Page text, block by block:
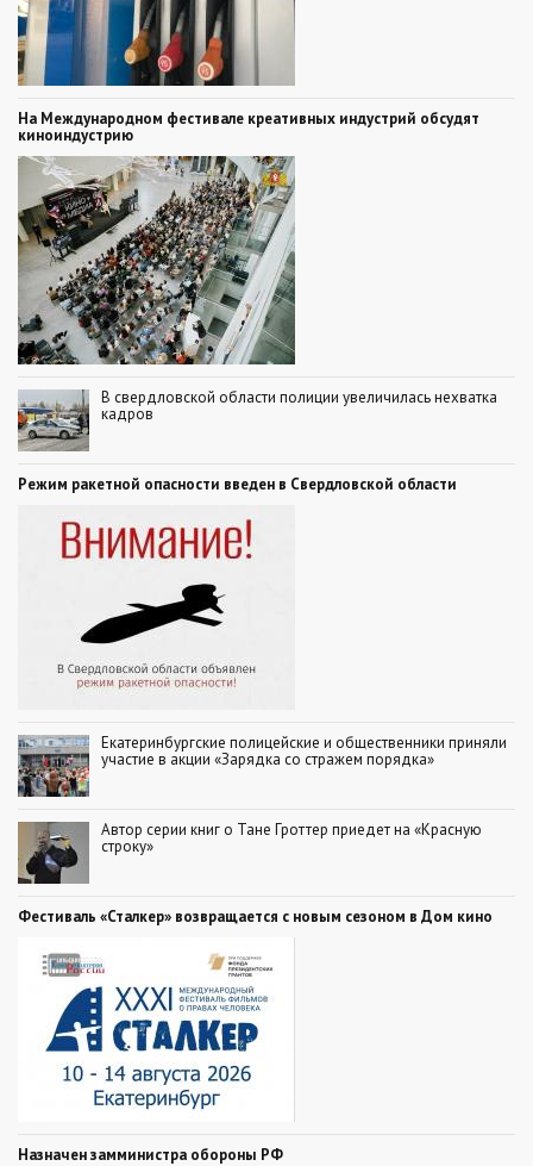
На Международном фестивале креативных индустрий обсудят
киноиндустрию
В свердловской области полиции увеличилась нехватка
кадров
Режим ракетной опасности введен в Свердловской области
Екатеринбургские полицейские и общественники приняли
участие в акции «Зарядка со стражем порядка»
Автор серии книг о Тане Гроттер приедет на «Красную
строку»
Фестиваль «Сталкер» возвращается с новым сезоном в Дом кино
Назначен замминистра обороны РФ